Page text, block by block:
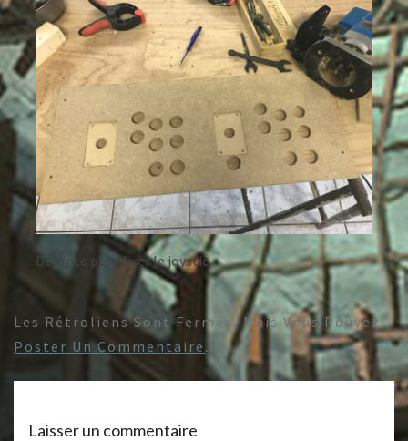
Defonce pour fixer le joystic
Les Rétroliens Sont Fermés, Mais Vous Pouvez
Poster Un Commentaire .
Laisser un commentaire